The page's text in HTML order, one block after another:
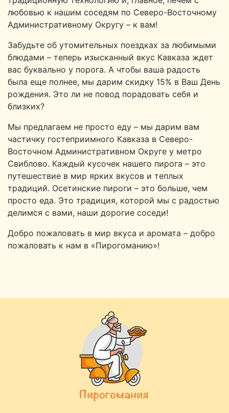
любовью к нашим соседям по Северо-Восточному
Административному Округу – к вам!
Забудьте об утомительных поездках за любимыми
блюдами – теперь изысканный вкус Кавказа ждет
вас буквально у порога. А чтобы ваша радость
была еще полнее, мы дарим скидку 15% в Ваш День
рождения. Это ли не повод порадовать себя и
близких?
Мы предлагаем не просто еду – мы дарим вам
частичку гостеприимного Кавказа в Северо-
Восточном Административном Округе у метро
Свиблово. Каждый кусочек нашего пирога – это
путешествие в мир ярких вкусов и теплых
традиций. Осетинские пироги – это больше, чем
просто еда. Это традиция, которой мы с радостью
делимся с вами, наши дорогие соседи!
Добро пожаловать в мир вкуса и аромата – добро
пожаловать к нам в «Пирогоманию»!